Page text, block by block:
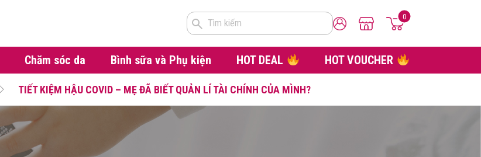
Tìm kiếm
0
Chăm sóc da Bình sữa và Phụ kiện HOT DEAL HOT VOUCHER
TIẾT KIỆM HẬU COVID – MẸ ĐÃ BIẾT QUẢN LÍ TÀI CHÍNH CỦA MÌNH?